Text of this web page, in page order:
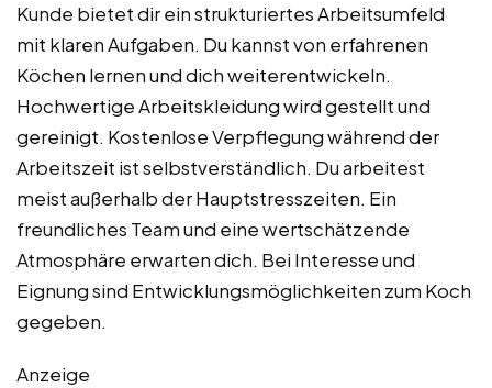
Kunde bietet dir ein strukturiertes Arbeitsumfeld
mit klaren Aufgaben. Du kannst von erfahrenen
Köchen lernen und dich weiterentwickeln.
Hochwertige Arbeitskleidung wird gestellt und
gereinigt. Kostenlose Verpflegung während der
Arbeitszeit ist selbstverständlich. Du arbeitest
meist außerhalb der Hauptstresszeiten. Ein
freundliches Team und eine wertschätzende
Atmosphäre erwarten dich. Bei Interesse und
Eignung sind Entwicklungsmöglichkeiten zum Koch
gegeben.
Anzeige